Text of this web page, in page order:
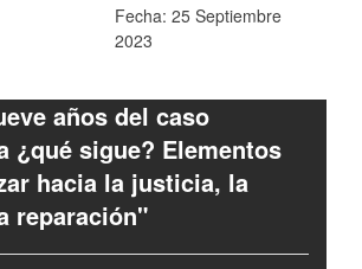
Fecha: 25 Septiembre
2023
años del caso
¿qué sigue? Elementos
hacia la justicia, la
reparación"